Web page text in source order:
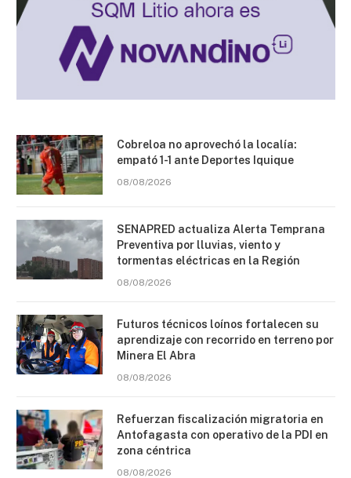
Cobreloa no aprovechó la localía:
empató 1-1 ante Deportes Iquique
08/08/2026
SENAPRED actualiza Alerta Temprana
Preventiva por lluvias, viento y
tormentas eléctricas en la Región
08/08/2026
Futuros técnicos loínos fortalecen su
aprendizaje con recorrido en terreno por
Minera El Abra
08/08/2026
Refuerzan fiscalización migratoria en
Antofagasta con operativo de la PDI en
zona céntrica
08/08/2026